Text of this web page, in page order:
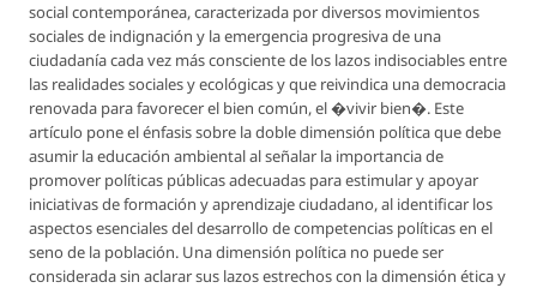
social contemporánea, caracterizada por diversos movimientos
sociales de indignación y la emergencia progresiva de una
ciudadanía cada vez más consciente de los lazos indisociables entre
las realidades sociales y ecológicas y que reivindica una democracia
renovada para favorecer el bien común, el �vivir bien�. Este
artículo pone el énfasis sobre la doble dimensión política que debe
asumir la educación ambiental al señalar la importancia de
promover políticas públicas adecuadas para estimular y apoyar
iniciativas de formación y aprendizaje ciudadano, al identificar los
aspectos esenciales del desarrollo de competencias políticas en el
seno de la población. Una dimensión política no puede ser
considerada sin aclarar sus lazos estrechos con la dimensión ética y